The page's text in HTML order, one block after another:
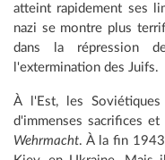
atteint rapidement ses
nazi se montre plus
dans la répression
l'extermination des Juifs.
À
l'Est, les
d'immenses sacrifices et
Wehrmacht. À la fin